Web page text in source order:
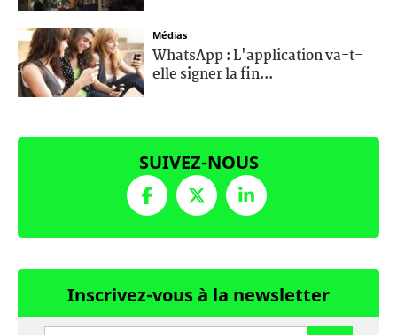
Médias
WhatsApp : L'application va-t-
elle signer la fin...
SUIVEZ-NOUS
Inscrivez-vous à la newsletter